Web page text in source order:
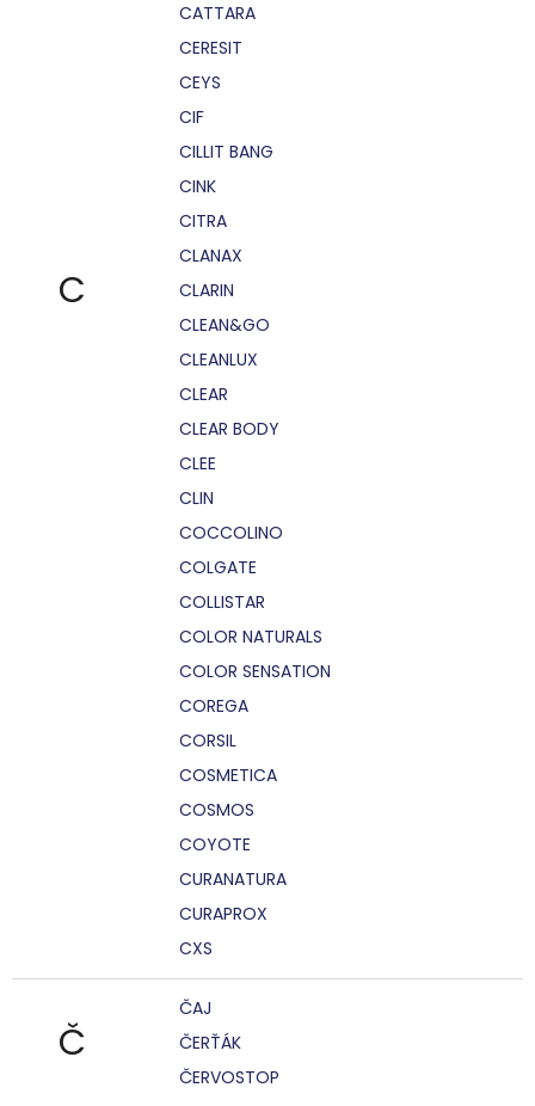
C
CATTARA
CERESIT
CEYS
CIF
CILLIT BANG
CINK
CITRA
CLANAX
CLARIN
CLEAN&GO
CLEANLUX
CLEAR
CLEAR BODY
CLEE
CLIN
COCCOLINO
COLGATE
COLLISTAR
COLOR NATURALS
COLOR SENSATION
COREGA
CORSIL
COSMETICA
COSMOS
COYOTE
CURANATURA
CURAPROX
CXS
Č
ČAJ
ČERŤÁK
ČERVOSTOP